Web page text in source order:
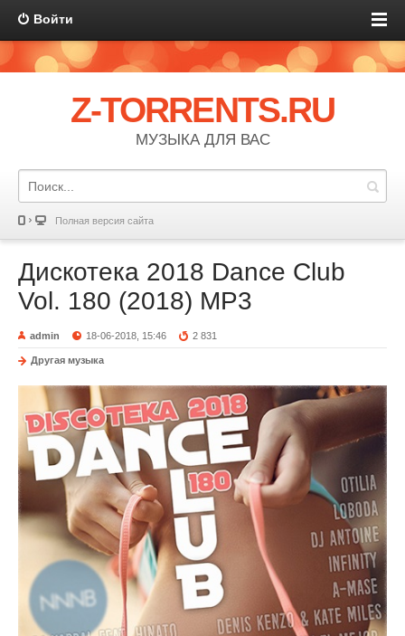
Войти
Z-TORRENTS.RU
МУЗЫКА ДЛЯ ВАС
Полная версия сайта
Дискотека 2018 Dance Club
Vol. 180 (2018) MP3
admin 18-06-2018, 15:46 2 831
Другая музыка